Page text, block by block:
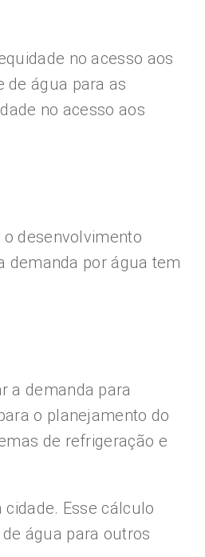
no acesso aos
de água para as
no acesso aos
desenvolvimento
demanda por água tem
a demanda para
o planejamento do
de refrigeração e
Esse cálculo
água para outros